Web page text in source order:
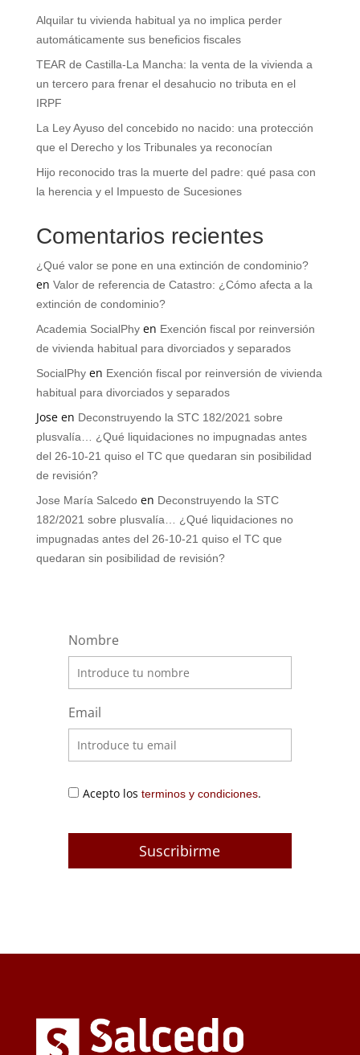
Alquilar tu vivienda habitual ya no implica perder
automáticamente sus beneficios fiscales
TEAR de Castilla-La Mancha: la venta de la vivienda a
un tercero para frenar el desahucio no tributa en el
IRPF
La Ley Ayuso del concebido no nacido: una protección
que el Derecho y los Tribunales ya reconocían
Hijo reconocido tras la muerte del padre: qué pasa con
la herencia y el Impuesto de Sucesiones
Comentarios recientes
¿Qué valor se pone en una extinción de condominio?
en Valor de referencia de Catastro: ¿Cómo afecta a la
extinción de condominio?
Academia SocialPhyen Exención fiscal por reinversión
de vivienda habitual para divorciados y separados
SocialPhyen Exención fiscal por reinversión de vivienda
habitual para divorciados y separados
Joseen Deconstruyendo la STC 182/2021 sobre
plusvalía… ¿Qué liquidaciones no impugnadas antes
del 26-10-21 quiso el TC que quedaran sin posibilidad
de revisión?
Jose María Salcedoen Deconstruyendo la STC
182/2021 sobre plusvalía… ¿Qué liquidaciones no
impugnadas antes del 26-10-21 quiso el TC que
quedaran sin posibilidad de revisión?
Nombre
Email
Acepto los terminos y condiciones.